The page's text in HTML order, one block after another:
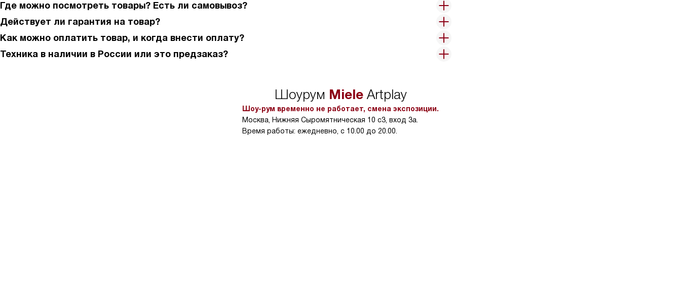
Где можно посмотреть товары? Есть ли самовывоз?
Действует ли гарантия на товар?
Как можно оплатить товар, и когда внести оплату?
Техника в наличии в России или это предзаказ?
Шоурум MieleArtplay
Шоу-рум временно не работает, смена экспозиции.
Москва, Нижняя Сыромятническая 10 с3, вход 3а.
Время работы: ежедневно, с 10.00 до 20.00.